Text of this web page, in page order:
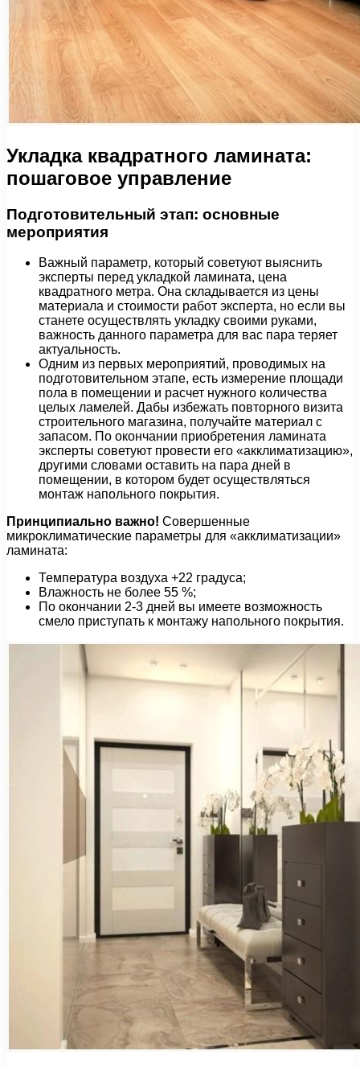
Укладка квадратного ламината:
пошаговое управление
Подготовительный этап: основные
мероприятия
Важный параметр, который советуют выяснить
эксперты перед укладкой ламината, цена
квадратного метра. Она складывается из цены
материала и стоимости работ эксперта, но если вы
станете осуществлять укладку своими руками,
важность данного параметра для вас пара теряет
актуальность.
Одним из первых мероприятий, проводимых на
подготовительном этапе, есть измерение площади
пола в помещении и расчет нужного количества
целых ламелей. Дабы избежать повторного визита
строительного магазина, получайте материал с
запасом. По окончании приобретения ламината
эксперты советуют провести его «акклиматизацию»,
другими словами оставить на пара дней в
помещении, в котором будет осуществляться
монтаж напольного покрытия.
Принципиально важно! Совершенные
микроклиматические параметры для «акклиматизации»
ламината:
Температура воздуха +22 градуса;
Влажность не более 55 %;
По окончании 2-3 дней вы имеете возможность
смело приступать к монтажу напольного покрытия.